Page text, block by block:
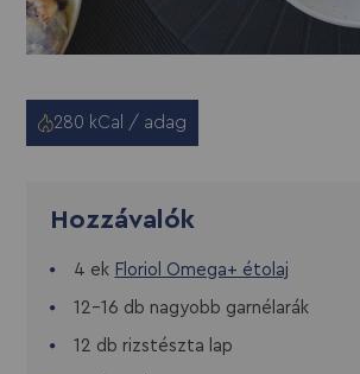
280 kCal / adag
Hozzávalók
4 ek Floriol Omega+ étolaj
12-16 db nagyobb garnélarák
12 db rizstészta lap